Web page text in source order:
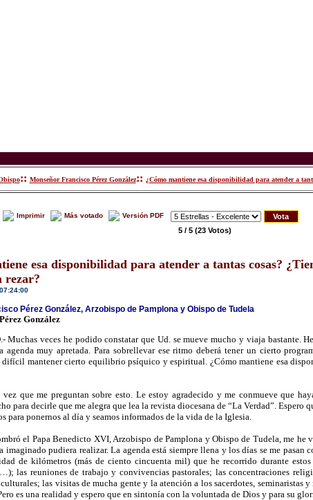
:: Monseñor Francisco Pérez González:: ¿Cómo mantiene esa disponibilidad para atender a
Imprimir Más votado Versión PDF
5 / 5 (23 Votos)
esa disponibilidad para atender a tantas cosas?
rezar?
Pérez González, Arzobispo de Pamplona y Obispo de Tudela
González
Muchas veces he podido constatar que Ud. se mueve mucho y viaja bastante.
agenda muy apretada. Para sobrellevar ese ritmo deberá tener un cierto
mantener cierto equilibrio psíquico y espiritual. ¿Cómo mantiene esa
que me preguntan sobre esto. Le estoy agradecido y me conmueve que
para decirle que me alegra que lea la revista diocesana de “La Verdad”. Espero
para ponernos al día y seamos informados de la vida de la Iglesia.
el Papa Benedicto XVI, Arzobispo de Pamplona y Obispo de Tudela, me
imaginado pudiera realizar. La agenda está siempre llena y los días se me
de kilómetros (más de ciento cincuenta mil) que he recorrido durante
las reuniones de trabajo y convivencias pastorales; las concentraciones
las visitas de mucha gente y la atención a los sacerdotes, seminaristas
es una realidad y espero que en sintonía con la voluntada de Dios y para su